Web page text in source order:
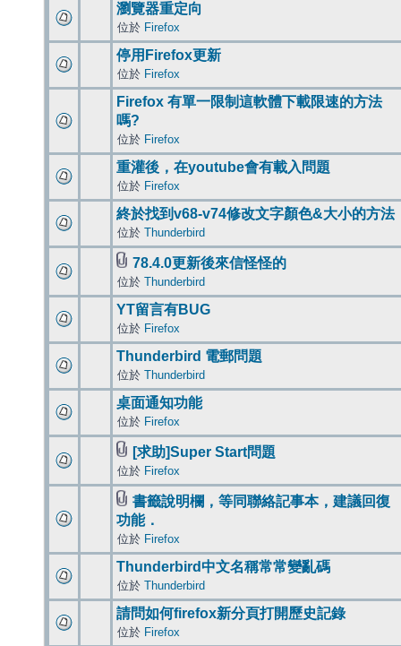
瀏覽器重定向
位於 Firefox
停用Firefox更新
位於 Firefox
Firefox 有單一限制這軟體下載限速的方法
嗎?
位於 Firefox
重灌後，在youtube會有載入問題
位於 Firefox
終於找到v68-v74修改文字顏色&大小的方法
位於 Thunderbird
78.4.0更新後來信怪怪的
位於 Thunderbird
YT留言有BUG
位於 Firefox
Thunderbird 電郵問題
位於 Thunderbird
桌面通知功能
位於 Firefox
[求助]Super Start問題
位於 Firefox
書籤說明欄，等同聯絡記事本，建議回復
功能．
位於 Firefox
Thunderbird中文名稱常常變亂碼
位於 Thunderbird
請問如何firefox新分頁打開歷史記錄
位於 Firefox